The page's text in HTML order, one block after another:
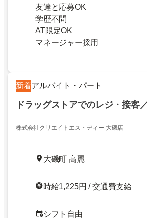
友達と応募OK
学歴不問
AT限定OK
マネージャー採用
新着アルバイト・パート
ドラッグストアでのレジ・接客
株式会社クリエイトエス・ディー 大磯店
大磯町 高麗
時給1,225円 / 交通費支給
シフト自由